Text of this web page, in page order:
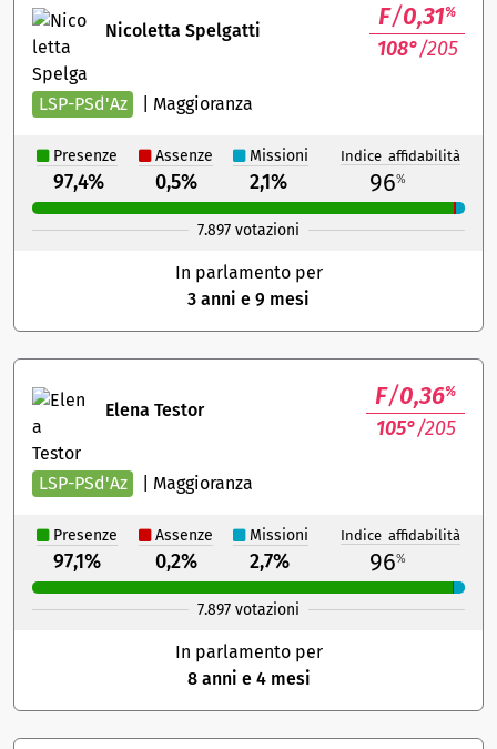
Nicoletta Spelgatti F/0,31%
108°/205
LSP-PSd'Az Maggioranza
Presenze Assenze Missioni Indice affidabilità
97,4% 0,5% 2,1% 96%
7.897 votazioni
In parlamento per
3 anni e 9 mesi
Elena Testor F/0,36%
105°/205
LSP-PSd'Az Maggioranza
Presenze Assenze Missioni Indice affidabilità
97,1% 0,2% 2,7% 96%
7.897 votazioni
In parlamento per
8 anni e 4 mesi